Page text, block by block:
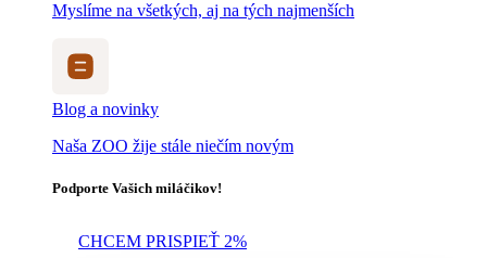
Myslíme na všetkých, aj na tých najmenších
Blog a novinky
Naša ZOO žije stále niečím novým
Podporte Vašich miláčikov!
CHCEM PRISPIEŤ 2%